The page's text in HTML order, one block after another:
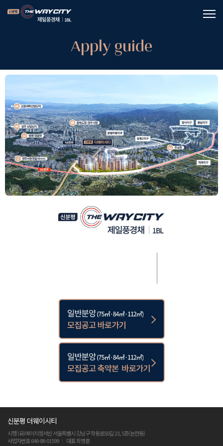
Apply guide
신분평 더웨이시티
시행 (유)에이치엠서빈 서울특별시 강남구 학동로50길 23, 5층(논현동)
사업자번호 646-86-01599
대표 최명훈